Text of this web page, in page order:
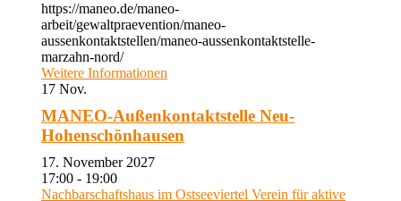
https://maneo.de/maneo-
arbeit/gewaltpraevention/maneo-
aussenkontaktstellen/maneo-aussenkontaktstelle-
marzahn-nord/
Weitere Informationen
17 Nov.
MANEO-Außenkontaktstelle Neu-
Hohenschönhausen
17. November 2027
17:00 - 19:00
Nachbarschaftshaus im Ostseeviertel Verein für aktive